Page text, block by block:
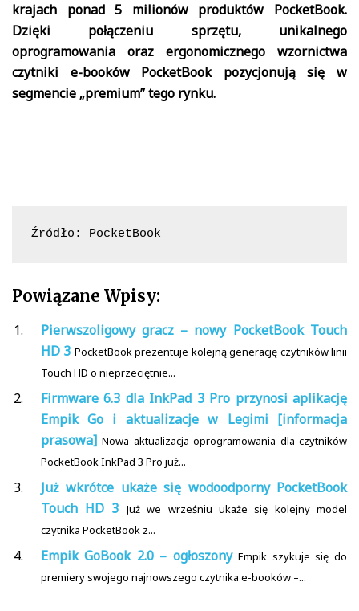
krajach ponad 5 milionów produktów PocketBook.
Dzięki połączeniu sprzętu, unikalnego
oprogramowania oraz ergonomicznego wzornictwa
czytniki e-booków PocketBook pozycjonują się w
segmencie „premium” tego rynku.
Źródło: PocketBook
Powiązane Wpisy:
Pierwszoligowy gracz – nowy PocketBook Touch
HD 3 PocketBook prezentuje kolejną generację czytników linii
Touch HD o nieprzeciętnie...
Firmware 6.3 dla InkPad 3 Pro przynosi aplikację
Empik Go i aktualizacje w Legimi [informacja
prasowa] Nowa aktualizacja oprogramowania dla czytników
PocketBook InkPad 3 Pro już...
Już wkrótce ukaże się wodoodporny PocketBook
Touch HD 3 Już we wrześniu ukaże się kolejny model
czytnika PocketBook z...
Empik GoBook 2.0 – ogłoszony Empik szykuje się do
premiery swojego najnowszego czytnika e-booków –...